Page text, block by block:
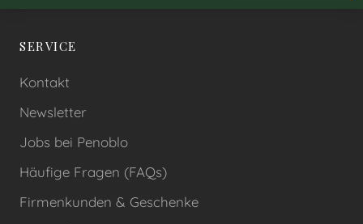
SERVICE
Kontakt
Newsletter
Jobs bei Penoblo
Häufige Fragen (FAQs)
Firmenkunden & Geschenke